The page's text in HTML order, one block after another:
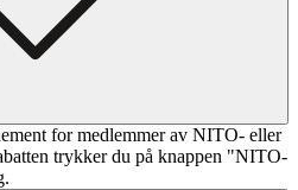
for medlemmer av NITO- eller
trykker du på knappen "NITO-